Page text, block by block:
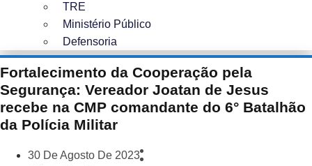
TRE
Ministério Público
Defensoria
Fortalecimento da Cooperação pela
Segurança: Vereador Joatan de Jesus
recebe na CMP comandante do 6° Batalhão
da Polícia Militar
30 De Agosto De 2023